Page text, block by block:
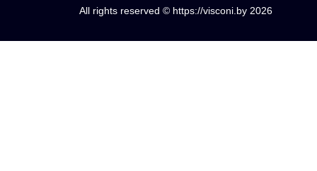
All rights reserved © https://visconi.by 2026